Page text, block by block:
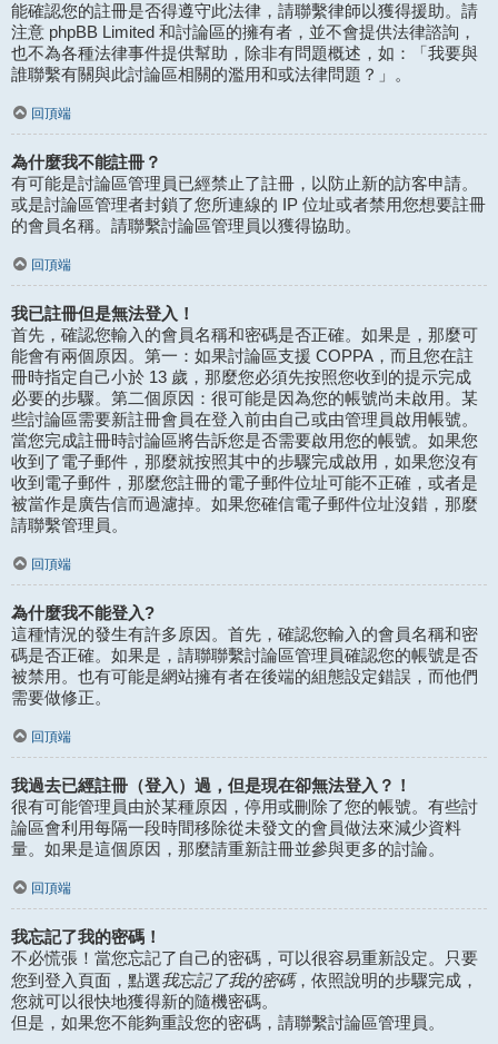
能確認您的註冊是否得遵守此法律，請聯繫律師以獲得援助。請
注意 phpBB Limited 和討論區的擁有者，並不會提供法律諮詢，
也不為各種法律事件提供幫助，除非有問題概述，如：「我要與
誰聯繫有關與此討論區相關的濫用和或法律問題？」。
回頂端
為什麼我不能註冊？
有可能是討論區管理員已經禁止了註冊，以防止新的訪客申請。
或是討論區管理者封鎖了您所連線的 IP 位址或者禁用您想要註冊
的會員名稱。請聯繫討論區管理員以獲得協助。
回頂端
我已註冊但是無法登入！
首先，確認您輸入的會員名稱和密碼是否正確。如果是，那麼可
能會有兩個原因。第一：如果討論區支援 COPPA，而且您在註
冊時指定自己小於 13 歲，那麼您必須先按照您收到的提示完成
必要的步驟。第二個原因：很可能是因為您的帳號尚未啟用。某
些討論區需要新註冊會員在登入前由自己或由管理員啟用帳號。
當您完成註冊時討論區將告訴您是否需要啟用您的帳號。如果您
收到了電子郵件，那麼就按照其中的步驟完成啟用，如果您沒有
收到電子郵件，那麼您註冊的電子郵件位址可能不正確，或者是
被當作是廣告信而過濾掉。如果您確信電子郵件位址沒錯，那麼
請聯繫管理員。
回頂端
為什麼我不能登入?
這種情況的發生有許多原因。首先，確認您輸入的會員名稱和密
碼是否正確。如果是，請聯聯繫討論區管理員確認您的帳號是否
被禁用。也有可能是網站擁有者在後端的組態設定錯誤，而他們
需要做修正。
回頂端
我過去已經註冊（登入）過，但是現在卻無法登入？！
很有可能管理員由於某種原因，停用或刪除了您的帳號。有些討
論區會利用每隔一段時間移除從未發文的會員做法來減少資料
量。如果是這個原因，那麼請重新註冊並參與更多的討論。
回頂端
我忘記了我的密碼！
不必慌張！當您忘記了自己的密碼，可以很容易重新設定。只要
您到登入頁面，點選我忘記了我的密碼，依照說明的步驟完成，
您就可以很快地獲得新的隨機密碼。
但是，如果您不能夠重設您的密碼，請聯繫討論區管理員。